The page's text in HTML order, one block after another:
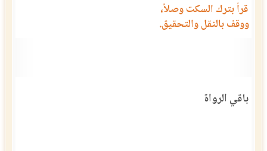
قرأ بترك السكت وصلاً،
ووقف بالنقل والتحقيق.
باقي الرواة